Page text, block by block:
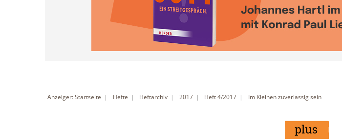
Anzeiger: Startseite Hefte Heftarchiv 2017 Heft 4/2017 Im Kleinen zuverlässig sein